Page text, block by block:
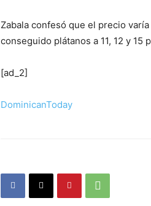
Zabala confesó que el precio
conseguido plátanos a 11, 12 y 15
[ad_2]
DominicanToday